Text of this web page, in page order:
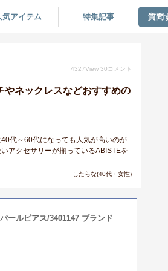
気アイテム 特集記事 質問
4327View 30 コメント
ネックレスなどおすすめの
代～60代になっても人気が高いのが
アクセサリーが揃っているABISTEを
したらな(40代・女性)
ールピアス/3401147 ブランド